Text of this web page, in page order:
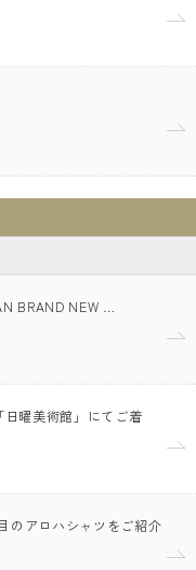
BRAND NEW …
曜美術館」にてご着
のアロハシャツをご紹介